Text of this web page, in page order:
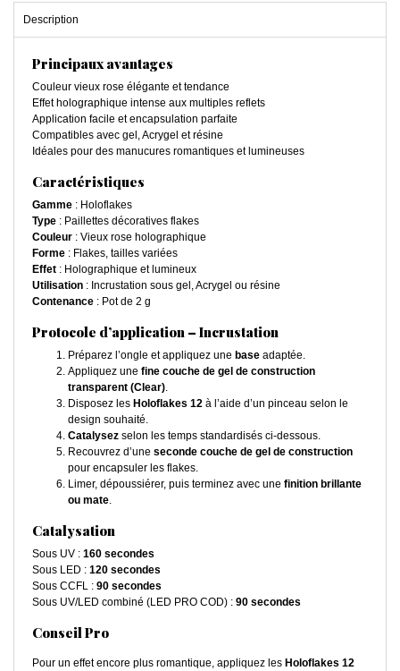
Description
Principaux avantages
Couleur vieux rose élégante et tendance
Effet holographique intense aux multiples reflets
Application facile et encapsulation parfaite
Compatibles avec gel, Acrygel et résine
Idéales pour des manucures romantiques et lumineuses
Caractéristiques
Gamme : Holoflakes
Type : Paillettes décoratives flakes
Couleur : Vieux rose holographique
Forme : Flakes, tailles variées
Effet : Holographique et lumineux
Utilisation : Incrustation sous gel, Acrygel ou résine
Contenance : Pot de 2 g
Protocole d’application – Incrustation
Préparez l’ongle et appliquez une base adaptée.
Appliquez une fine couche de gel de construction
transparent (Clear).
Disposez les Holoflakes 12 à l’aide d’un pinceau selon le
design souhaité.
Catalysez selon les temps standardisés ci-dessous.
Recouvrez d’une seconde couche de gel de construction
pour encapsuler les flakes.
Limer, dépoussiérer, puis terminez avec une finition brillante
ou mate.
Catalysation
Sous UV : 160 secondes
Sous LED : 120 secondes
Sous CCFL : 90 secondes
Sous UV/LED combiné (LED PRO COD) : 90 secondes
Conseil Pro
Pour un effet encore plus romantique, appliquez les Holoflakes 12